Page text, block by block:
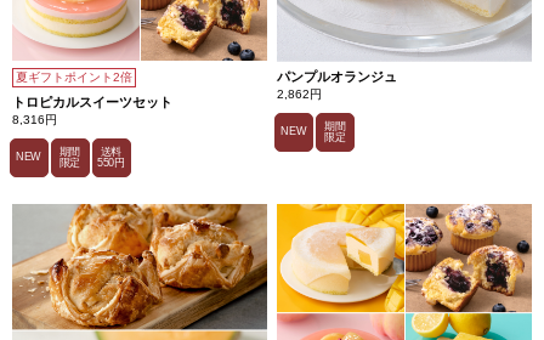
夏ギフトポイント2倍
トロピカルスイーツセット
8,316円
NEW
期間
限定
送料
550円
パンプルオランジュ
2,862円
NEW
期間
限定